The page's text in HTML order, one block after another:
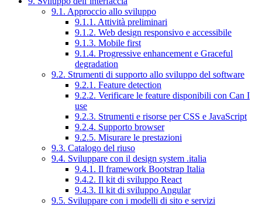
9.1. Approccio allo sviluppo
9.1.1. Attività preliminari
9.1.2. Web design responsivo e accessibile
9.1.3. Mobile first
9.1.4. Progressive enhancement e Graceful
degradation
9.2. Strumenti di supporto allo sviluppo del software
9.2.1. Feature detection
9.2.2. Verificare le feature disponibili con Can I
use
9.2.3. Strumenti e risorse per CSS e JavaScript
9.2.4. Supporto browser
9.2.5. Misurare le prestazioni
9.3. Catalogo del riuso
9.4. Sviluppare con il design system .italia
9.4.1. Il framework Bootstrap Italia
9.4.2. Il kit di sviluppo React
9.4.3. Il kit di sviluppo Angular
9.5. Sviluppare con i modelli di sito e servizi